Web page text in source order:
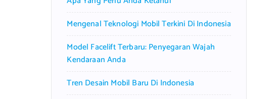
Mengenal Teknologi Mobil Terkini Di Indonesia
Model Facelift Terbaru: Penyegaran Wajah
Kendaraan Anda
Tren Desain Mobil Baru Di Indonesia